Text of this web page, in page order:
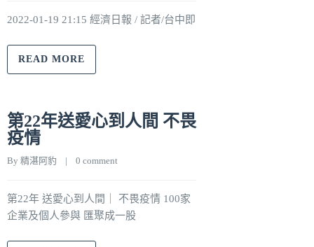
2022-01-19 21:15 經濟日報 / 記者/台中即
READ MORE
第22年送愛心到人間 不畏
疫情
By 精湛阿豹
    |
0 comment
第22年 送愛心到人間｜ 不畏疫情 100家
企業及個人參與 匯聚成一股